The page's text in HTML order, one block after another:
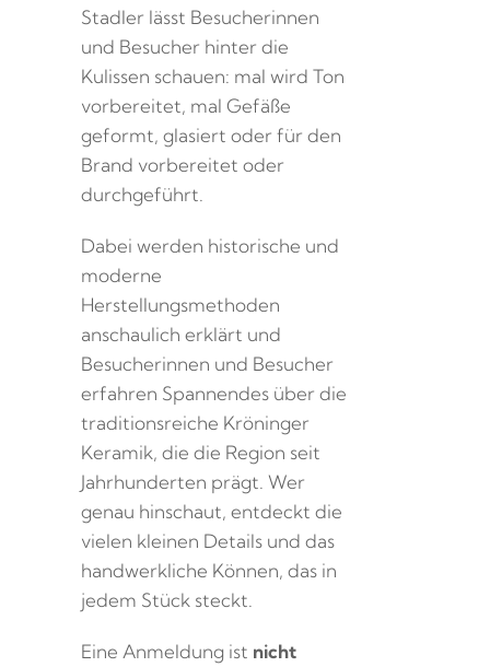
Stadler lässt Besucherinnen
und Besucher hinter die
Kulissen schauen: mal wird Ton
vorbereitet, mal Gefäße
geformt, glasiert oder für den
Brand vorbereitet oder
durchgeführt.
Dabei werden historische und
moderne
Herstellungsmethoden
anschaulich erklärt und
Besucherinnen und Besucher
erfahren Spannendes über die
traditionsreiche Kröninger
Keramik, die die Region seit
Jahrhunderten prägt. Wer
genau hinschaut, entdeckt die
vielen kleinen Details und das
handwerkliche Können, das in
jedem Stück steckt.
Eine Anmeldung ist nicht